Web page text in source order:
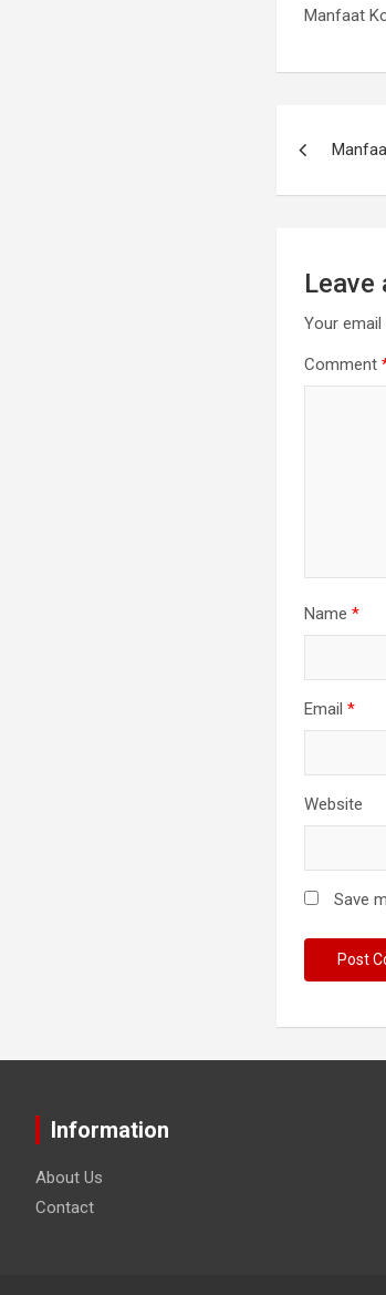
Manfaat
Leave
Your
Comment
Name*
Email*
Website
Save
Information
About Us
Contact